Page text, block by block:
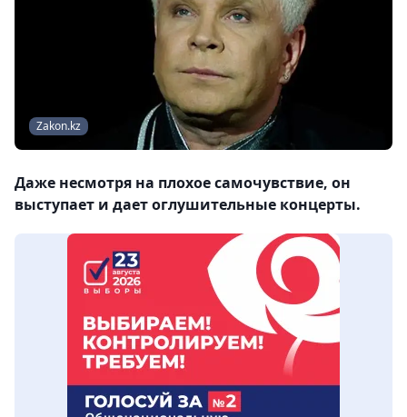
Zakon.kz
Даже несмотря на плохое самочувствие, он
выступает и дает оглушительные концерты.